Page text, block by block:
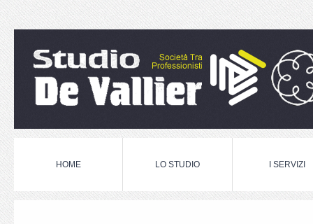
HOME LO STUDIO I SERVIZI